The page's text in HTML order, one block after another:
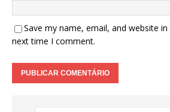
Save my name, email, and website
next time I comment.